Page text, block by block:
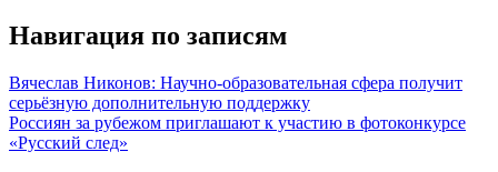
Навигация по записям
Вячеслав Никонов: Научно-образовательная сфера получит
серьёзную дополнительную поддержку
Россиян за рубежом приглашают к участию в фотоконкурсе
«Русский след»